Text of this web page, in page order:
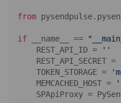
from
if __name__ ==
    REST_API_ID =
''
    REST_API_SECRET =
    TOKEN_STORAGE =
    MEMCACHED_HOST =
SPApiProxy =